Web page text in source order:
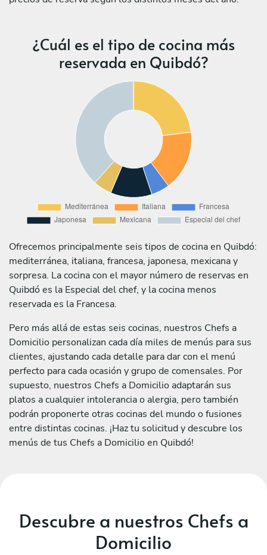
¿Cuál es el tipo de cocina más
reservada en Quibdó?
Ofrecemos principalmente seis tipos de cocina en Quibdó:
mediterránea, italiana, francesa, japonesa, mexicana y
sorpresa. La cocina con el mayor número de reservas en
Quibdó es la Especial del chef, y la cocina menos
reservada es la Francesa.
Pero más allá de estas seis cocinas, nuestros Chefs a
Domicilio personalizan cada día miles de menús para sus
clientes, ajustando cada detalle para dar con el menú
perfecto para cada ocasión y grupo de comensales. Por
supuesto, nuestros Chefs a Domicilio adaptarán sus
platos a cualquier intolerancia o alergia, pero también
podrán proponerte otras cocinas del mundo o fusiones
entre distintas cocinas. ¡Haz tu solicitud y descubre los
menús de tus Chefs a Domicilio en Quibdó!
Descubre a nuestros Chefs a
Domicilio